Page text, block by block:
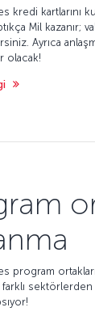
kredi kartlarını
Mil
Ayrıca
olacak!
program